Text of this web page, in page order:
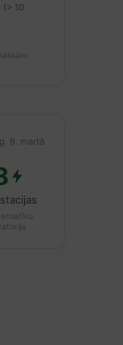
(> 10
9. martā